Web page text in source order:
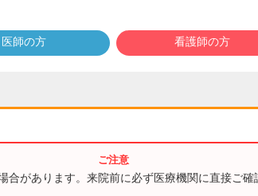
医師の方 看護師の方
合があります。来院前に必ず医療機関に直接ご確